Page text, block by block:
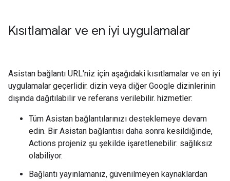
Kısıtlamalar ve en iyi uygulamalar
Asistan bağlantı URL'niz için aşağıdaki kısıtlamalar ve en iyi
uygulamalar geçerlidir. dizin veya diğer Google dizinlerinin
dışında dağıtılabilir ve referans verilebilir. hizmetler:
Tüm Asistan bağlantılarınızı desteklemeye devam
edin. Bir Asistan bağlantısı daha sonra kesildiğinde,
Actions projeniz şu şekilde işaretlenebilir: sağlıksız
olabiliyor.
Bağlantı yayınlamanız, güvenilmeyen kaynaklardan